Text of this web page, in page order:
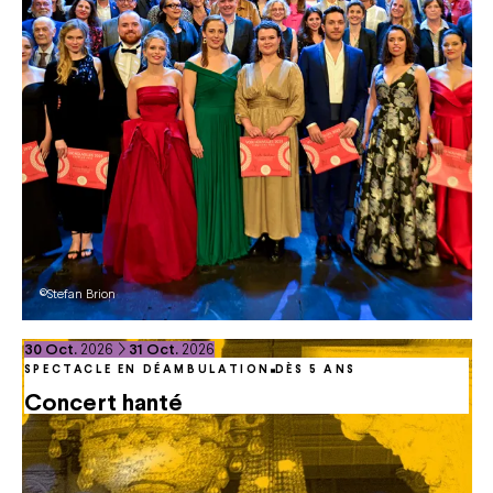
©Stefan Brion
Concert hanté
SPECTACLE EN DÉAMBULATION DÈS 5 ANS
du
30octobre
Oct. 2026 au
31octobre
Oct. 2026